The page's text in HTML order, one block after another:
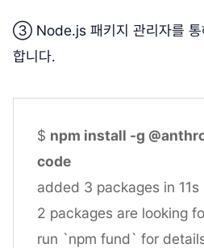
③ Node.js 패키지 관리자를 통
합니다.
$ npm install -g
code
added 3 packages in 11s
2 packages are looking
run `npm fund` for